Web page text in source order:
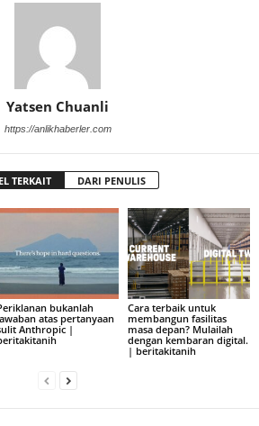
Yatsen Chuanli
https://anlikhaberler.com
TERKAIT DARI PENULIS
bukanlah
atas pertanyaan
Anthropic |
Cara terbaik untuk
membangun fasilitas
masa depan? Mulailah
dengan kembaran digital.
| beritakitanih